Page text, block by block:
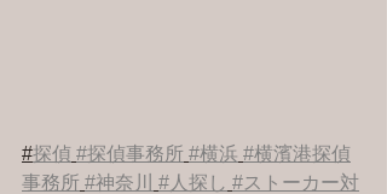
#探偵 #探偵事務所 #横浜 #横濱港探偵
事務所 #神奈川 #人探し #ストーカー対